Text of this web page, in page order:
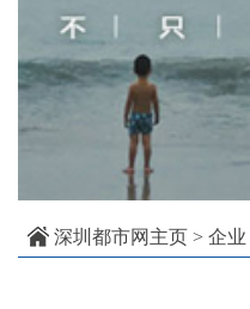
深圳都市网主页 > 企业